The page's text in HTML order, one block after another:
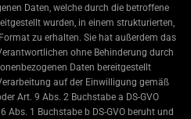
Daten, welche durch die betroffene
wurden, in einem strukturierten,
zu erhalten. Sie hat außerdem das
ohne Behinderung durch
Daten bereitgestellt
auf der Einwilligung gemäß
Art. 9 Abs. 2 Buchstabe a DS-GVO
Abs. 1 Buchstabe b DS-GVO beruht und